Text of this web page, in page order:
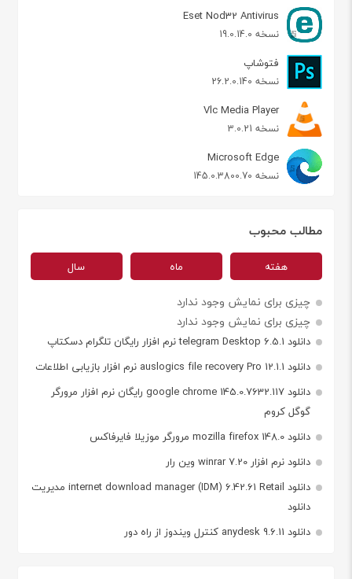
Eset Nod32 Antivirus
نسخه 19.0.14.0
فتوشاپ
نسخه 26.2.0.140
Vlc Media Player
نسخه 3.0.21
Microsoft Edge
نسخه 145.0.3800.70
مطالب محبوب
هفته ماه سال
چیزی برای نمایش وجود ندارد
چیزی برای نمایش وجود ندارد
دانلود telegram Desktop 6.5.1 نرم افزار رایگان تلگرام دسکتاپ
دانلود auslogics file recovery Pro 12.1.1 نرم افزار بازیابی اطلاعات
دانلود google chrome 145.0.7632.117 رایگان نرم افزار مرورگر
گوگل کروم
دانلود mozilla firefox 148.0 مرورگر موزیلا فایرفاکس
دانلود نرم افزار winrar 7.20 وین رار
دانلود internet download manager (IDM) 6.42.61 Retail مدیریت
دانلود
دانلود anydesk 9.6.11 کنترل ویندوز از راه دور